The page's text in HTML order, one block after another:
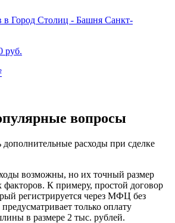
в Город Столиц - Башня Санкт-
руб.
вопросы
расходы при сделке
возможны, но их точный размер
факторов. К примеру, простой договор
регистрируется через МФЦ без
только оплату
в размере 2 тыс. рублей.